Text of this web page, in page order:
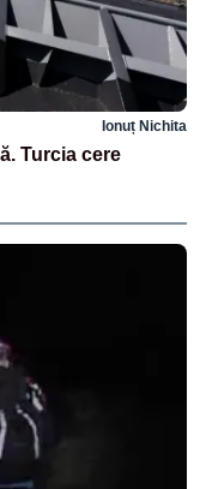
Ionuț Nichita
Turcia cere